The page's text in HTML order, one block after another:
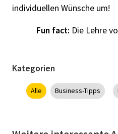
individuellen Wünsche um!
Fun fact: Die Lehre
Kategorien
Alle Business-Tipps